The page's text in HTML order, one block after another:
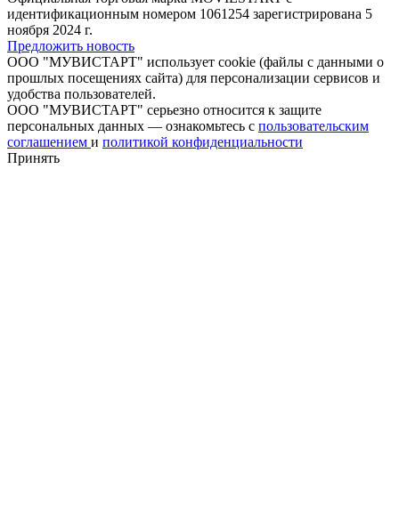
идентификационным номером 1061254 зарегистрирована 5
ноября 2024 г.
Предложить новость
ООО "МУВИСТАРТ" использует cookie (файлы с данными о
прошлых посещениях сайта) для персонализации сервисов и
удобства пользователей.
ООО "МУВИСТАРТ" серьезно относится к защите
персональных данных — ознакомьтесь с пользовательским
соглашением и политикой конфиденциальности
Принять